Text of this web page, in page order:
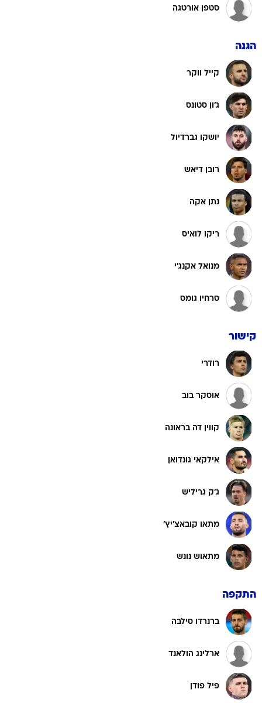
סטפן אורטגה
הגנה
קייל ווקר
ג'ון סטונס
יושקו גברדיול
רובן דיאש
נתן אקה
ריקו לואיס
מנואל אקנג'י
סרחיו גומס
קישור
רודרי
אוסקר בוב
קווין דה בראונה
אילקאי גונדואן
ג'ק גריליש
מתאו קובאצ'יץ'
מתאוש נונש
התקפה
ברנרדו סילבה
ארלינג הולאנד
פיל פודן